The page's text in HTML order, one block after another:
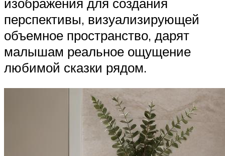
перспективы, визуализирующей
объемное пространство, дарят
малышам реальное ощущение
любимой сказки рядом.